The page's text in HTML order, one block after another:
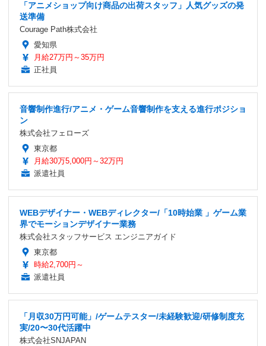
「アニメショップ向け商品の出荷スタッフ」人気グッズの発
送準備
Courage Path株式会社
愛知県
月給27万円～35万円
正社員
音響制作進行/アニメ・ゲーム音響制作を支える進行ポジショ
ン
株式会社フェローズ
東京都
月給30万5,000円～32万円
派遣社員
WEBデザイナー・WEBディレクター/「10時始業 」ゲーム業
界でモーションデザイナー業務
株式会社スタッフサービス エンジニアガイド
東京都
時給2,700円～
派遣社員
「月収30万円可能」/ゲームテスター/未経験歓迎/研修制度充
実/20〜30代活躍中
株式会社SNJAPAN